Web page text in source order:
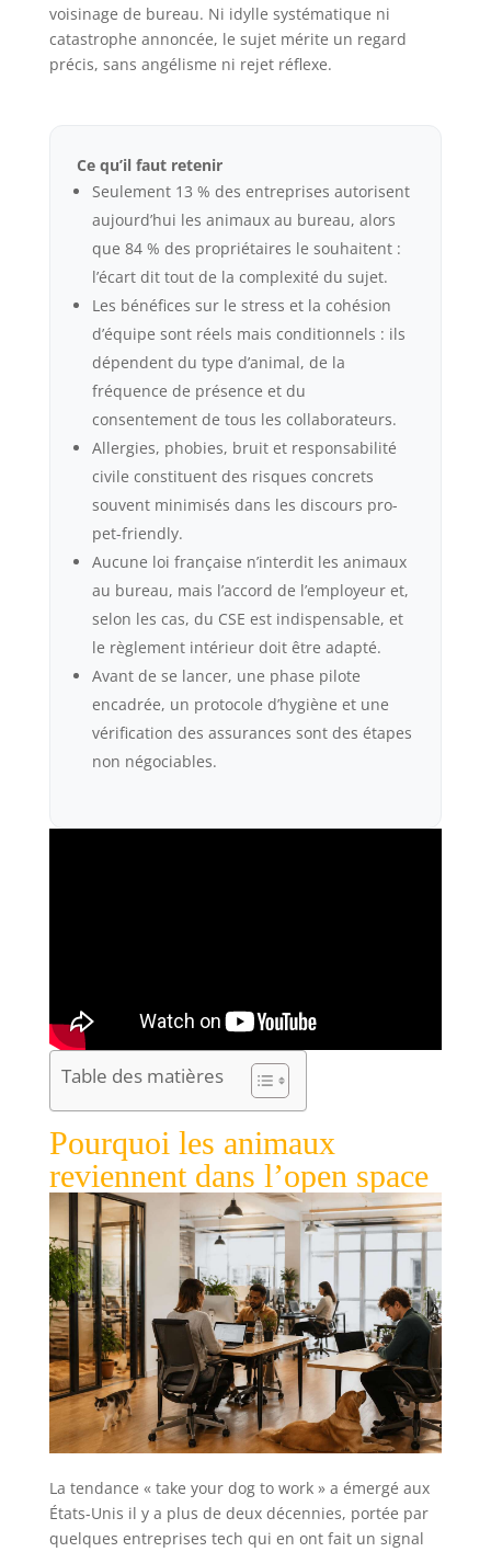
voisinage de bureau. Ni idylle systématique ni
catastrophe annoncée, le sujet mérite un regard
précis, sans angélisme ni rejet réflexe.
Ce qu’il faut retenir
Seulement 13 % des entreprises autorisent
aujourd’hui les animaux au bureau, alors
que 84 % des propriétaires le souhaitent :
l’écart dit tout de la complexité du sujet.
Les bénéfices sur le stress et la cohésion
d’équipe sont réels mais conditionnels : ils
dépendent du type d’animal, de la
fréquence de présence et du
consentement de tous les collaborateurs.
Allergies, phobies, bruit et responsabilité
civile constituent des risques concrets
souvent minimisés dans les discours pro-
pet-friendly.
Aucune loi française n’interdit les animaux
au bureau, mais l’accord de l’employeur et,
selon les cas, du CSE est indispensable, et
le règlement intérieur doit être adapté.
Avant de se lancer, une phase pilote
encadrée, un protocole d’hygiène et une
vérification des assurances sont des étapes
non négociables.
Table des matières
Pourquoi les animaux
reviennent dans l’open space
La tendance « take your dog to work » a émergé aux
États-Unis il y a plus de deux décennies, portée par
quelques entreprises tech qui en ont fait un signal